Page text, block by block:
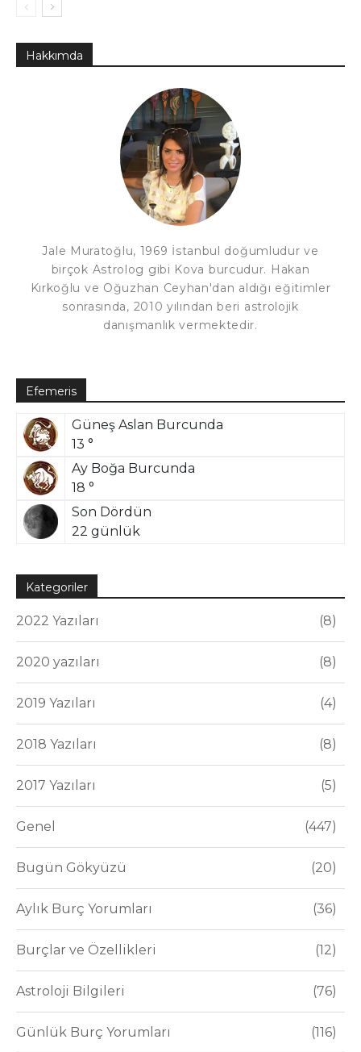
Hakkımda
Jale Muratoğlu, 1969 İstanbul doğumludur ve
birçok Astrolog gibi Kova burcudur. Hakan
Kırkoğlu ve Oğuzhan Ceyhan'dan aldığı eğitimler
sonrasında, 2010 yılından beri astrolojik
danışmanlık vermektedir.
Efemeris
Güneş Aslan Burcunda
13 °
Ay Boğa Burcunda
18 °
Son Dördün
22 günlük
Kategoriler
2022 Yazıları 8
2020 yazıları 8
2019 Yazıları 4
2018 Yazıları 8
2017 Yazıları 5
Genel 447
Bugün Gökyüzü 20
Aylık Burç Yorumları 36
Burçlar ve Özellikleri 12
Astroloji Bilgileri 76
Günlük Burç Yorumları 116